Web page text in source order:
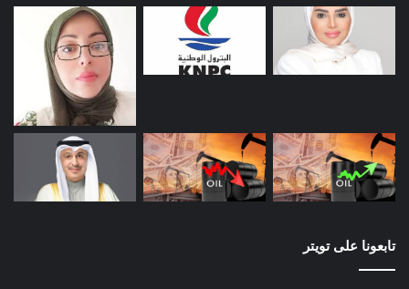
تابعونا على تويتر